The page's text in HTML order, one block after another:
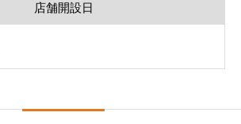
店舗開設日